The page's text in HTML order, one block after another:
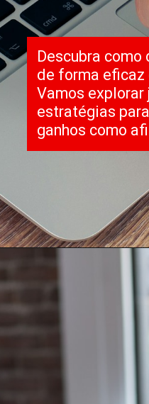
Descubra
de forma eficaz
Vamos explorar
estratégias
ganhos como